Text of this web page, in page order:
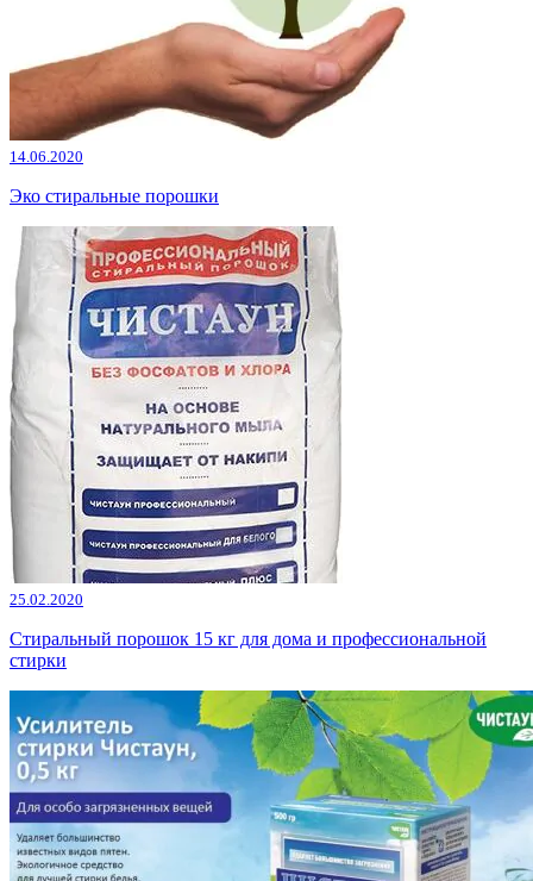
14.06.2020
Эко стиральные порошки
25.02.2020
Стиральный порошок 15 кг для дома и профессиональной
стирки